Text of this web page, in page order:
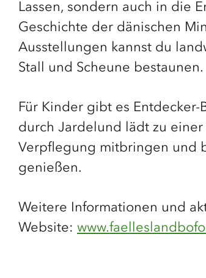
Lassen, sondern auch in die
Geschichte der dänischen
Ausstellungen kannst du
Stall und Scheune bestaunen.
Für Kinder gibt es
durch Jardelund lädt zu
Verpflegung mitbringen und
genießen.
Weitere Informationen und
Website: